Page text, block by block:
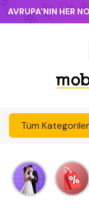
AVRUPA'NIN HER
Tüm Kategoriler